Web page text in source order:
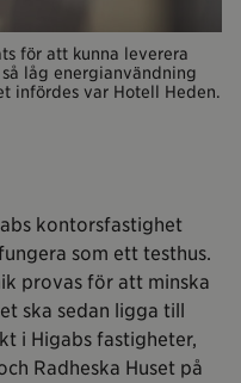
för att kunna leverera
låg energianvändning
infördes var Hotell Heden.
kontorsfastighet
som ett testhus.
provas för att minska
ska sedan ligga till
i Higabs fastigheter,
Radheska Huset på